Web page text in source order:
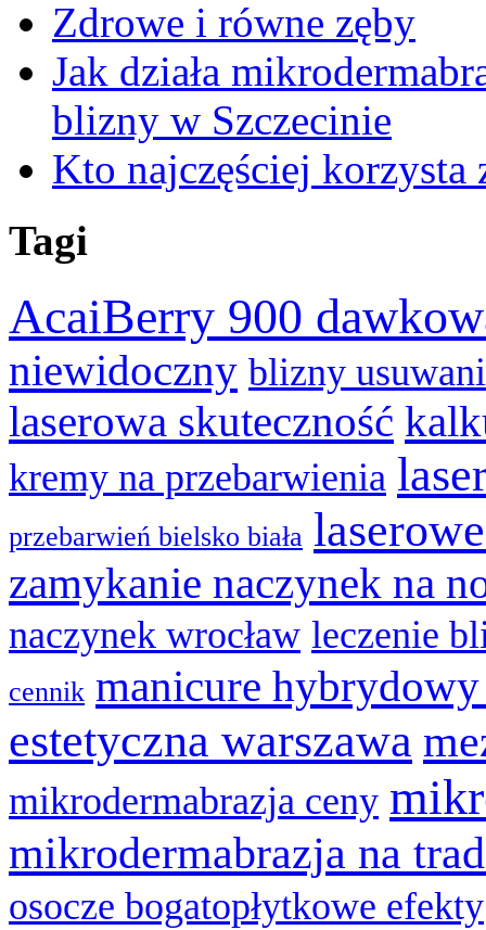
Zdrowe i równe zęby
Jak działa
blizny w Szczecinie
Kto najczęściej korzysta
Tagi
AcaiBerry 900
niewidoczny blizny
laserowa skuteczność
kremy na przebarwienia
przebarwień bielsko biała
zamykanie naczynek na
naczynek wrocław leczenie
cennik manicure
estetyczna warszawa
mikrodermabrazja ceny
mikrodermabrazja na
osocze bogatopłytkowe efekty